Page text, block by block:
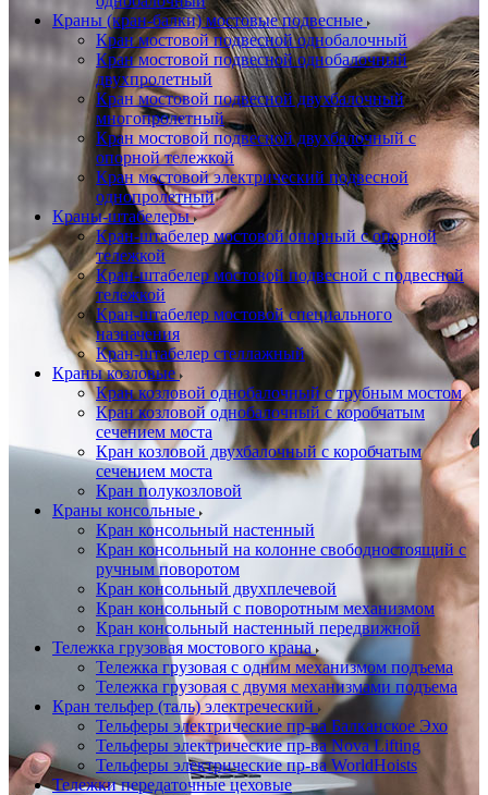
Краны (кран-балки) мостовые подвесные
Кран мостовой подвесной однобалочный
Кран мостовой подвесной однобалочный
двухпролетный
Кран мостовой подвесной двухбалочный
многопролетный
Кран мостовой подвесной двухбалочный с
опорной тележкой
Кран мостовой электрический подвесной
однопролетный
Краны-штабелеры
Кран-штабелер мостовой опорный с опорной
тележкой
Кран-штабелер мостовой подвесной с подвесной
тележкой
Кран-штабелер мостовой специального
назначения
Кран-штабелер стеллажный
Краны козловые
Кран козловой однобалочный с трубным мостом
Кран козловой однобалочный с коробчатым
сечением моста
Кран козловой двухбалочный с коробчатым
сечением моста
Кран полукозловой
Краны консольные
Кран консольный настенный
Кран консольный на колонне свободностоящий с
ручным поворотом
Кран консольный двухплечевой
Кран консольный с поворотным механизмом
Кран консольный настенный передвижной
Тележка грузовая мостового крана
Тележка грузовая с одним механизмом подъема
Тележка грузовая с двумя механизмами подъема
Кран тельфер (таль) электреческий
Тельферы электрические пр-ва Балканское Эхо
Тельферы электрические пр-ва Nova Lifting
Тельферы электрические пр-ва WorldHoists
Тележки передаточные цеховые